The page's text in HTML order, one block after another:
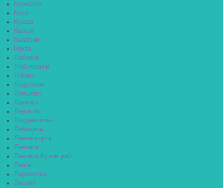
Курчатов
Куса
Кушва
Кызыл
Кыштым
Кяхта
Лабинск
Лабытнанги
Лагань
Ладушкин
Лаишево
Лакинск
Лангепас
Лахденпохья
Лебедянь
Лениногорск
Ленинск
Ленинск-Кузнецкий
Ленск
Лермонтов
Лесной